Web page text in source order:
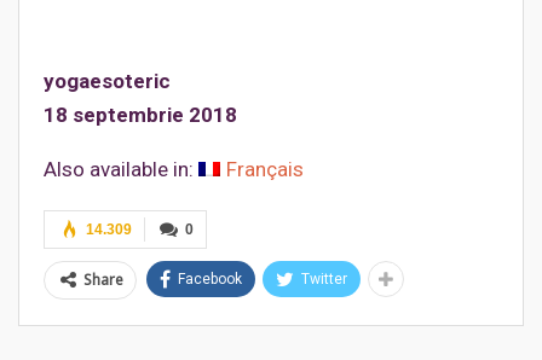
yogaesoteric
18 septembrie 2018
Also available in: Français
0
14.309
Share Facebook Twitter